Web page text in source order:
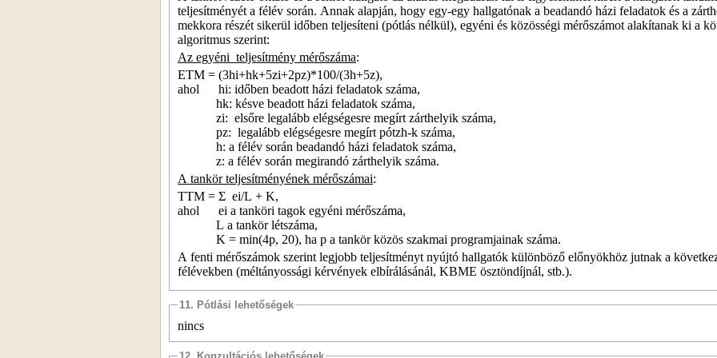
teljesítményét a félév során. Annak alapján, hogy egy-egy hallgatónak a beadandó házi feladatok és a
mekkora részét sikerül időben teljesíteni (pótlás nélkül), egyéni és közösségi mérőszámot alakítanak ki a
algoritmus szerint:
Az egyéni teljesítmény mérőszáma:
ETM = (3hi+hk+5zi+2pz)*100/(3h+5z),
ahol
hi: időben beadott házi feladatok száma,
hk: késve beadott házi feladatok száma,
zi: elsőre legalább elégségesre megírt zárthelyik száma,
pz: legalább elégségesre megírt pótzh-k száma,
h: a félév során beadandó házi feladatok száma,
z: a félév során megirandó zárthelyik száma.
A tankör teljesítményének mérőszámai:
TTM = Σ ei/L + K,
ahol
ei a tanköri tagok egyéni mérőszáma,
L a tankör létszáma,
K = min(4p, 20), ha p a tankör közös szakmai programjainak száma.
A fenti mérőszámok szerint legjobb teljesítményt nyújtó hallgatók különböző előnyökhöz jutnak a
félévekben (méltányossági kérvények elbírálásánál, KBME ösztöndíjnál, stb.).
11. Pótlási lehetőségek
nincs